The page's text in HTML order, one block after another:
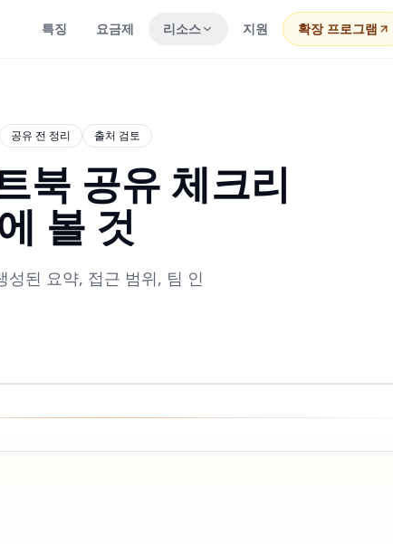
특징 요금제 리소스 지원 확장 프로그램
공유 전 정리 출처 검토
북 공유 체크리
볼 것
된 요약, 접근 범위, 팀 인